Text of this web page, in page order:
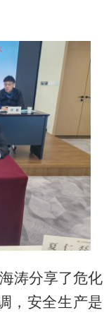
涛分享了危化
，安全生产是